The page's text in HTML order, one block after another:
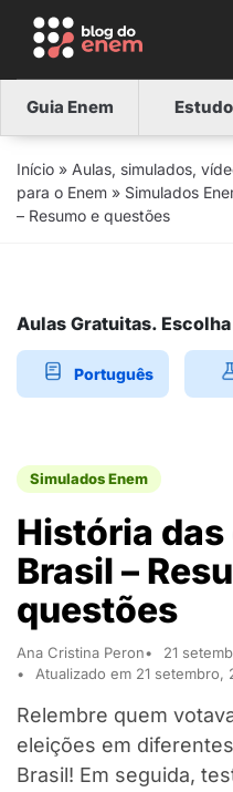
Guia Enem
Início » Aulas, simulados,
para o Enem » Simulados
– Resumo e questões
Aulas Gratuitas.
Português
Simulados Enem
História
Brasil –
questões
Ana Cristina Peron
21
Atualizado em 21 setembro,
Relembre quem
eleições em
Brasil! Em seguida,